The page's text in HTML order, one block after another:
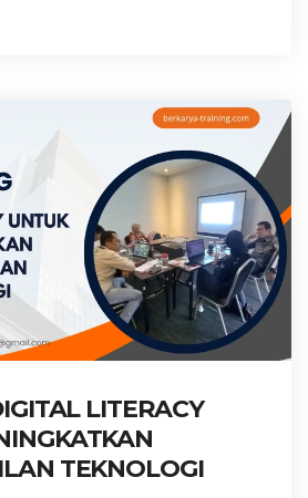
LITERACY
TEKNOLOGI